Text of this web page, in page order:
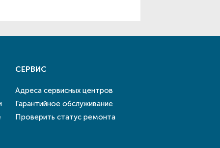
СЕРВИС
Адреса сервисных центров
Гарантийное обслуживание
Проверить статус ремонта